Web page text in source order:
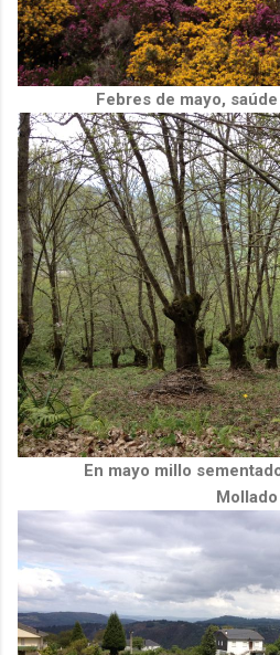
Febres de mayo,
En mayo millo
Mollado